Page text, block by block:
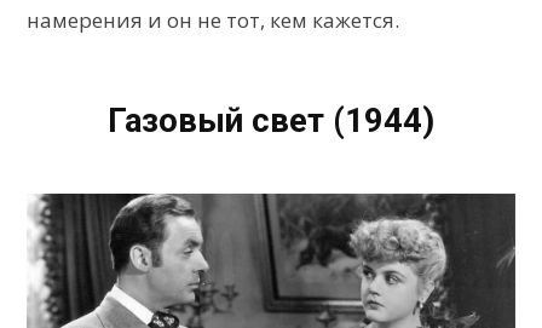
намерения и он не тот, кем кажется.
Газовый свет (1944)